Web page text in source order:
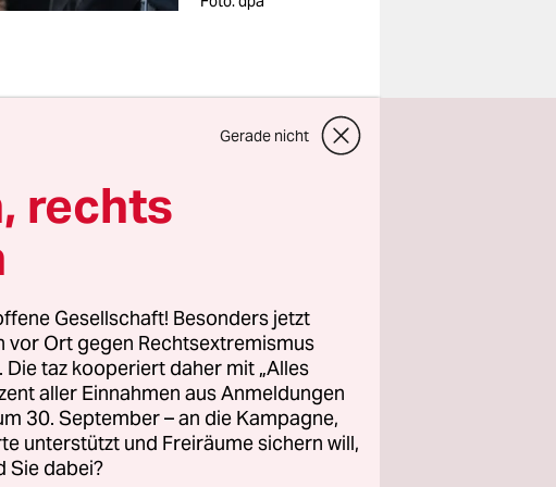
bis Ende
17 Prozent unter
Diese
von
im
Strom aus
Gerade nicht
rechts
Gesellschaft! Besonders jetzt
vor Ort gegen Rechtsextremismus
taz kooperiert daher mit „Alles
aller Einnahmen aus Anmeldungen
30. September – an die Kampagne,
unterstützt und Freiräume sichern will,
Sie dabei?